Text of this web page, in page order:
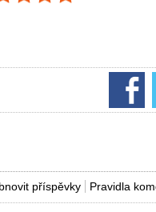
Pravidla
příspěvky